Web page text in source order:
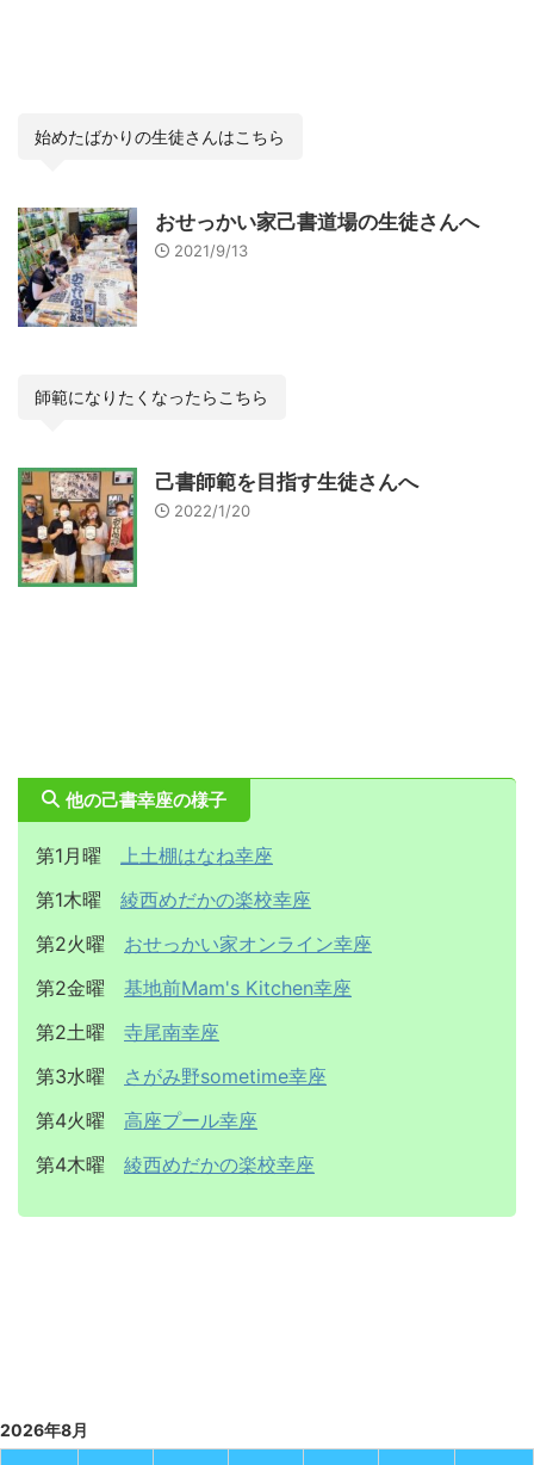
始めたばかりの生徒さんはこちら
おせっかい家己書道場の生徒さんへ
2021/9/13
師範になりたくなったらこちら
己書師範を目指す生徒さんへ
2022/1/20
他の己書幸座の様子
第1月曜
上土棚はなね幸座
第1木曜 綾西めだかの楽校幸座
第2火曜 おせっかい家オンライン幸座
第2金曜 基地前Mam's Kitchen幸座
第2土曜 寺尾南幸座
第3水曜 さがみ野sometime幸座
第4火曜 高座プール幸座
第4木曜 綾西めだかの楽校幸座
2026年8月